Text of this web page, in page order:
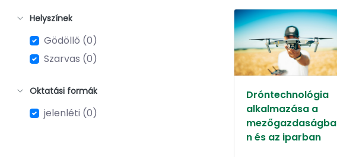
Helyszínek
Gödöllő (0)
Szarvas (0)
Oktatási formák
jelenléti (0)
Dróntechnológia
alkalmazása a
mezőgazdaságba
n és az iparban